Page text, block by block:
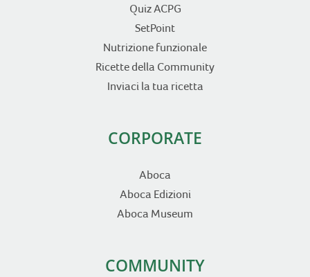
Quiz ACPG
SetPoint
Nutrizione funzionale
Ricette della Community
Inviaci la tua ricetta
CORPORATE
Aboca
Aboca Edizioni
Aboca Museum
COMMUNITY